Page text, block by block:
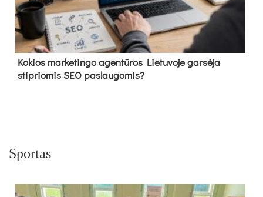
Kokios marketingo agentūros Lietuvoje garsėja
stipriomis SEO paslaugomis?
Sportas